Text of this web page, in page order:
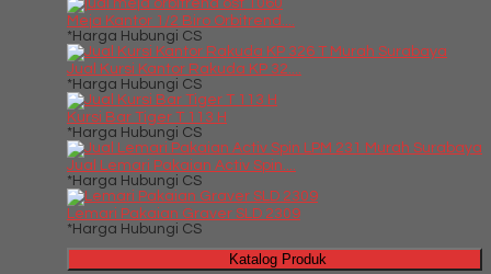
Meja Kantor 1/2 Biro Orbitrend....
*Harga Hubungi CS
Jual Kursi Kantor Rakuda KP 32....
*Harga Hubungi CS
Kursi Bar Tiger T 113 H
*Harga Hubungi CS
Jual Lemari Pakaian Activ Spin....
*Harga Hubungi CS
Lemari Pakaian Graver SLD 2309
*Harga Hubungi CS
Katalog Produk